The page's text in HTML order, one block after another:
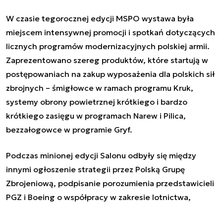
W czasie tegorocznej edycji MSPO wystawa była
miejscem intensywnej promocji i spotkań dotyczących
licznych programów modernizacyjnych polskiej armii.
Zaprezentowano szereg produktów, które startują w
postępowaniach na zakup wyposażenia dla polskich sił
zbrojnych – śmigłowce w ramach programu Kruk,
systemy obrony powietrznej krótkiego i bardzo
krótkiego zasięgu w programach Narew i Pilica,
bezzałogowce w programie Gryf.
Podczas minionej edycji Salonu odbyły się między
innymi ogłoszenie strategii przez Polską Grupę
Zbrojeniową, podpisanie porozumienia przedstawicieli
PGZ i Boeing o współpracy w zakresie lotnictwa,